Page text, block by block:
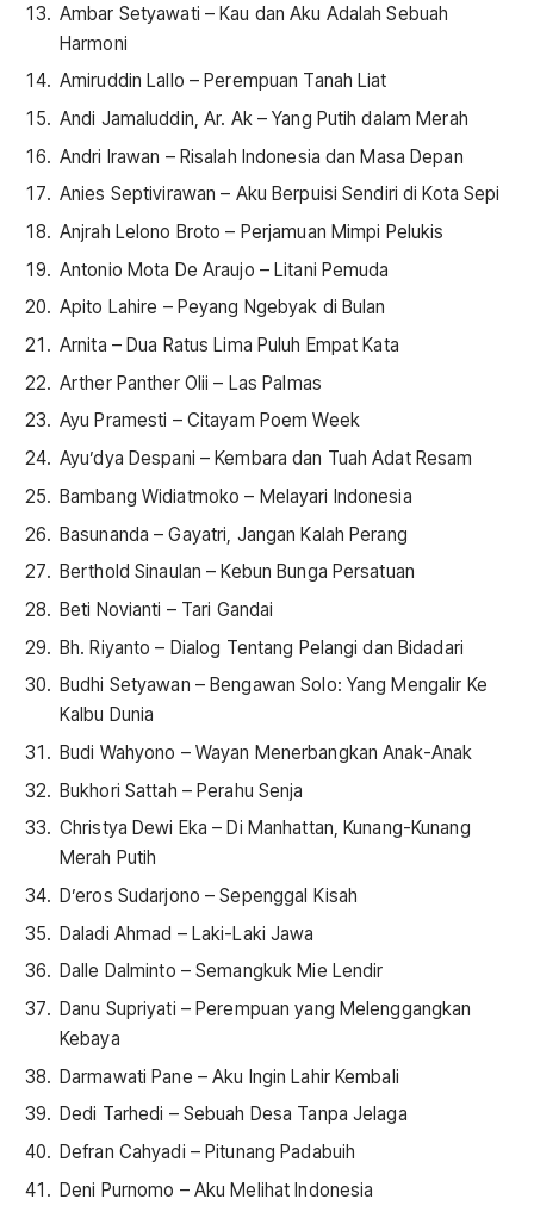
Ambar Setyawati – Kau dan Aku Adalah Sebuah
Harmoni
Amiruddin Lallo – Perempuan Tanah Liat
Andi Jamaluddin, Ar. Ak – Yang Putih dalam Merah
Andri Irawan – Risalah Indonesia dan Masa Depan
Anies Septivirawan – Aku Berpuisi Sendiri di Kota Sepi
Anjrah Lelono Broto – Perjamuan Mimpi Pelukis
Antonio Mota De Araujo – Litani Pemuda
Apito Lahire – Peyang Ngebyak di Bulan
Arnita – Dua Ratus Lima Puluh Empat Kata
Arther Panther Olii – Las Palmas
Ayu Pramesti – Citayam Poem Week
Ayu’dya Despani – Kembara dan Tuah Adat Resam
Bambang Widiatmoko – Melayari Indonesia
Basunanda – Gayatri, Jangan Kalah Perang
Berthold Sinaulan – Kebun Bunga Persatuan
Beti Novianti – Tari Gandai
Bh. Riyanto – Dialog Tentang Pelangi dan Bidadari
Budhi Setyawan – Bengawan Solo: Yang Mengalir Ke
Kalbu Dunia
Budi Wahyono – Wayan Menerbangkan Anak-Anak
Bukhori Sattah – Perahu Senja
Christya Dewi Eka – Di Manhattan, Kunang-Kunang
Merah Putih
D’eros Sudarjono – Sepenggal Kisah
Daladi Ahmad – Laki-Laki Jawa
Dalle Dalminto – Semangkuk Mie Lendir
Danu Supriyati – Perempuan yang Melenggangkan
Kebaya
Darmawati Pane – Aku Ingin Lahir Kembali
Dedi Tarhedi – Sebuah Desa Tanpa Jelaga
Defran Cahyadi – Pitunang Padabuih
Deni Purnomo – Aku Melihat Indonesia